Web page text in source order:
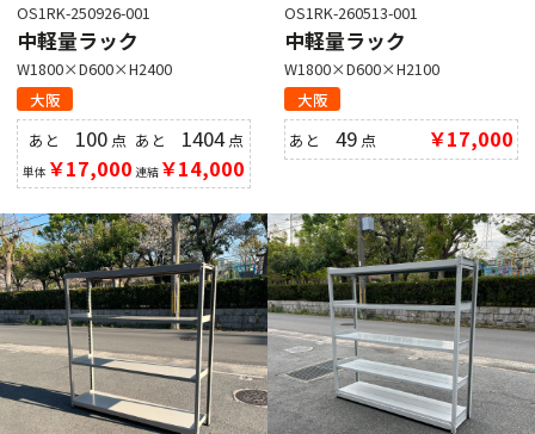
OS1RK-250926-001
中軽量ラック
W1800×D600×H2400
大阪
あと 100 点
単体 ￥17,000
あと 1404点
連結￥14,000
OS1RK-260513-001
中軽量ラック
W1800×D600×H2100
大阪
あと49 点 ￥17,000